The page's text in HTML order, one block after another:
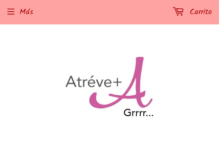
Más Carrito